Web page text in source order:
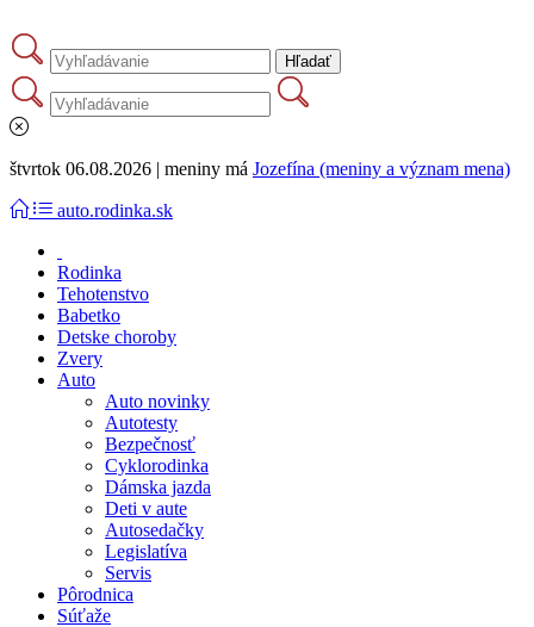
štvrtok 06.08.2026 | meniny má Jozefína (meniny a význam mena)
auto.rodinka.sk
Rodinka
Tehotenstvo
Babetko
Detske choroby
Zvery
Auto
Auto novinky
Autotesty
Bezpečnosť
Cyklorodinka
Dámska jazda
Deti v aute
Autosedačky
Legislatíva
Servis
Pôrodnica
Súťaže